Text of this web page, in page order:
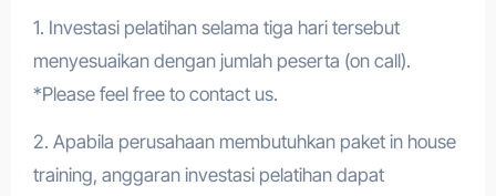
1. Investasi pelatihan selama tiga hari tersebut
menyesuaikan dengan jumlah peserta (on call).
*Please feel free to contact us.
2. Apabila perusahaan membutuhkan paket in house
training, anggaran investasi pelatihan dapat